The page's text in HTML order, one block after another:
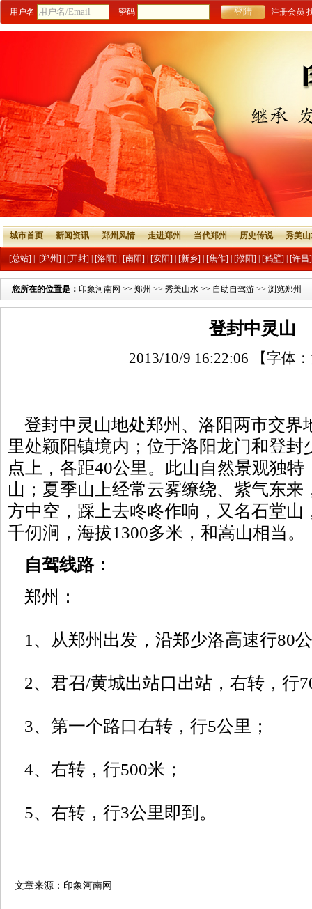
用户名 密码 注册会员
城市首页 新闻资讯 郑州风情 走进郑州 当代郑州 历史传说 秀美
[总站] [郑州] [开封] [洛阳] [南阳] [安阳] [新乡] [焦作] [濮阳] [鹤壁] [许昌]
您所在的位置是： 印象河南网 >> 郑州 >> 秀美山水 >> 自助自驾游 >> 浏览郑州
登封中灵山
2013/10/9 16:22:06 【字体：
登封中灵山地处郑州、洛阳两市交界
里处颖阳镇境内；位于洛阳龙门和登
点上，各距40公里。此山自然景观独
山；夏季山上经常云雾缭绕、紫气东
方中空，踩上去咚咚作响，又名石堂山
千仞涧，海拔1300多米，和嵩山相当。
自驾线路：
郑州：
1、从郑州出发，沿郑少洛高速行80
2、君召/黄城出站口出站，右转，行
3、第一个路口右转，行5公里；
4、右转，行500米；
5、右转，行3公里即到。
文章来源：印象河南网